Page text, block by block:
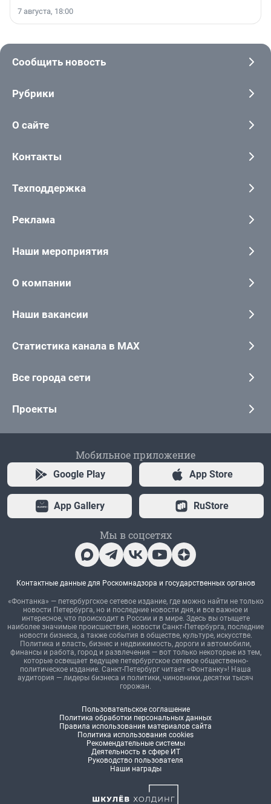
7 августа, 18:00
Сообщить новость
Рубрики
О сайте
Контакты
Техподдержка
Реклама
Наши мероприятия
О компании
Наши вакансии
Статистика канала в MAX
Все города сети
Проекты
Мобильное приложение
Google Play App Store
App Gallery RuStore
Мы в соцсетях
Контактные данные для Роскомнадзора и государственных органов
«Фонтанка» — петербургское сетевое издание, где можно найти не только
новости Петербурга, но и последние новости дня, и все важное и
интересное, что происходит в России и в мире. Здесь вы отыщете
наиболее значимые происшествия, новости Санкт-Петербурга, последние
новости бизнеса, а также события в обществе, культуре, искусстве.
Политика и власть, бизнес и недвижимость, дороги и автомобили,
финансы и работа, город и развлечения — вот только некоторые из тем,
которые освещает ведущее петербургское сетевое общественно-
политическое издание. Санкт-Петербург читает «Фонтанку»! Наша
аудитория — лидеры бизнеса и политики, чиновники, десятки тысяч
горожан.
Пользовательское соглашение
Политика обработки персональных данных
Правила использования материалов сайта
Политика использования cookies
Рекомендательные системы
Деятельность в сфере ИТ
Руководство пользователя
Наши награды